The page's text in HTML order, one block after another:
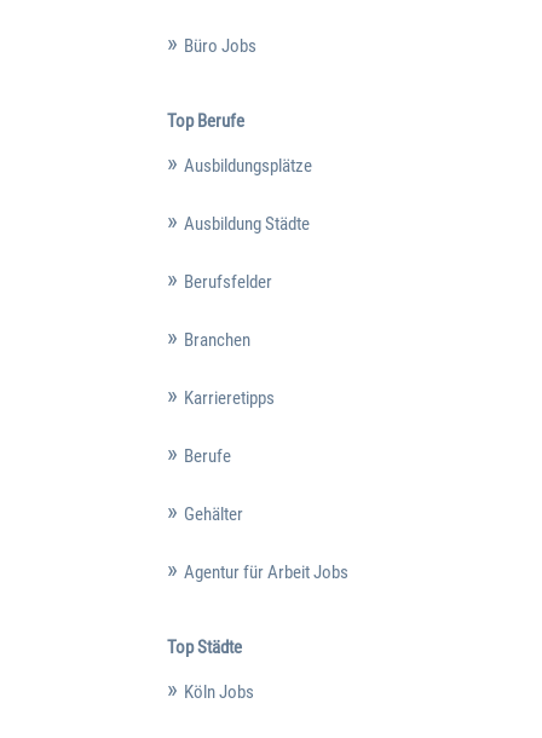
Büro Jobs
Top Berufe
Ausbildungsplätze
Ausbildung Städte
Berufsfelder
Branchen
Karrieretipps
Berufe
Gehälter
Agentur für Arbeit Jobs
Top Städte
Köln Jobs